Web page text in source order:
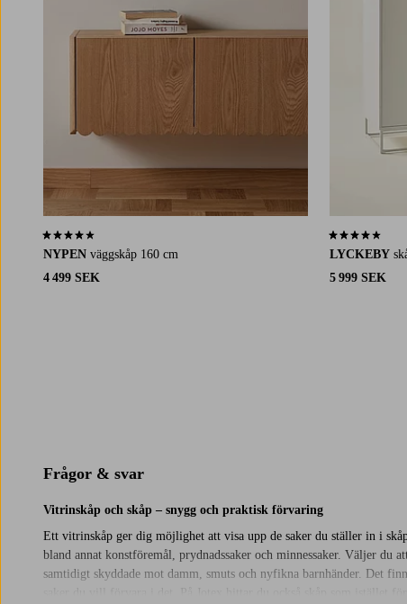
NYPEN väggskåp 160 cm
4 499 SEK
4,0 baserat på 1 st betyg
LYCKEBY
5 999 SEK
4,0 baserat på
Frågor & svar
Vitrinskåp och skåp – snygg och praktisk förvaring
Ett vitrinskåp ger dig möjlighet att visa upp de saker du ställer in i
bland annat konstföremål, prydnadssaker och minnessaker. Väljer du
samtidigt skyddade mot damm, smuts och nyfikna barnhänder. Det